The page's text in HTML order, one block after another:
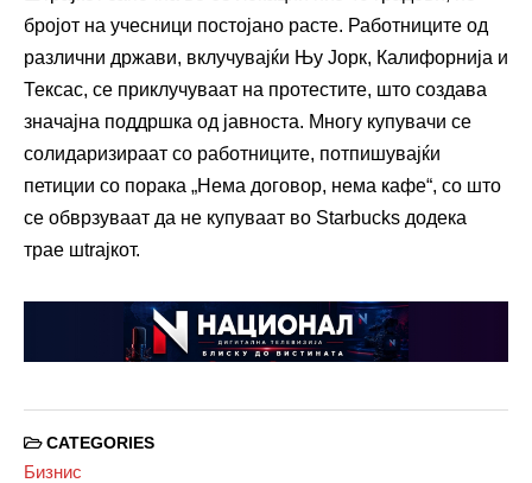
бројот на учесници постојано расте. Работниците од
различни држави, вклучувајќи Њу Јорк, Калифорнија и
Тексас, се приклучуваат на протестите, што создава
значајна поддршка од јавноста. Многу купувачи се
солидаризираат со работниците, потпишувајќи
петиции со порака „Нема договор, нема кафе“, со што
се обврзуваат да не купуваат во Starbucks додека
трае шtrajкот.
CATEGORIES
Бизнис